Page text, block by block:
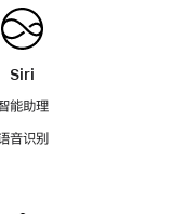
Siri
能助理
音识别